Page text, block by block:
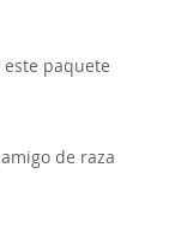
paquete
de raza